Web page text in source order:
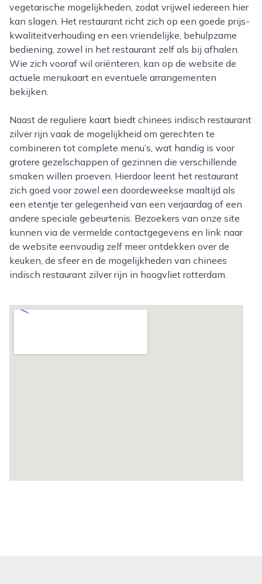
vegetarische mogelijkheden, zodat vrijwel iedereen hier
kan slagen. Het restaurant richt zich op een goede prijs-
kwaliteitverhouding en een vriendelijke, behulpzame
bediening, zowel in het restaurant zelf als bij afhalen.
Wie zich vooraf wil oriënteren, kan op de website de
actuele menukaart en eventuele arrangementen
bekijken.
Naast de reguliere kaart biedt chinees indisch restaurant
zilver rijn vaak de mogelijkheid om gerechten te
combineren tot complete menu’s, wat handig is voor
grotere gezelschappen of gezinnen die verschillende
smaken willen proeven. Hierdoor leent het restaurant
zich goed voor zowel een doordeweekse maaltijd als
een etentje ter gelegenheid van een verjaardag of een
andere speciale gebeurtenis. Bezoekers van onze site
kunnen via de vermelde contactgegevens en link naar
de website eenvoudig zelf meer ontdekken over de
keuken, de sfeer en de mogelijkheden van chinees
indisch restaurant zilver rijn in hoogvliet rotterdam.